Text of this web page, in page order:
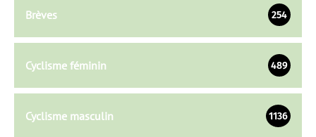
Brèves 254
Cyclisme féminin 489
Cyclisme masculin 1136